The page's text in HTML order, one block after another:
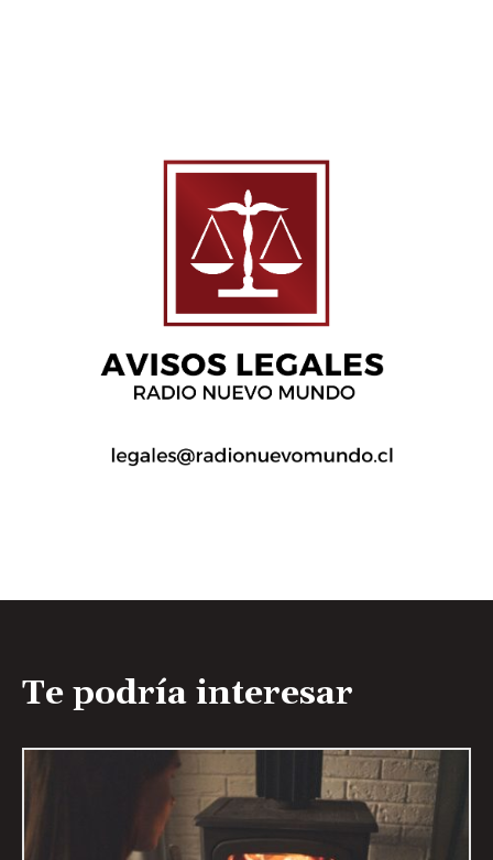
Te podría interesar